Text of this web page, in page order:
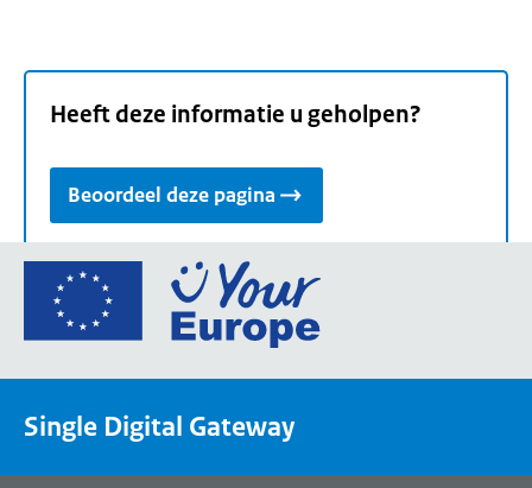
Heeft deze informatie u geholpen?
Beoordeel deze pagina
Ga
de
een
Single Digital Gateway